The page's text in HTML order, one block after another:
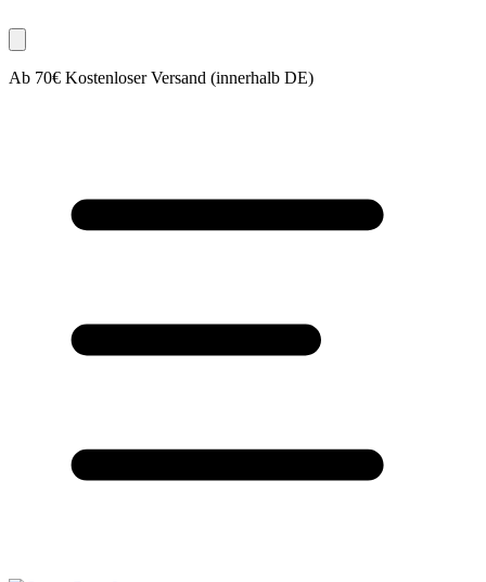
Ab 70€ Kostenloser Versand (innerhalb DE)